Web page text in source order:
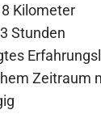
Kilometer
Stunden
Zeitraum